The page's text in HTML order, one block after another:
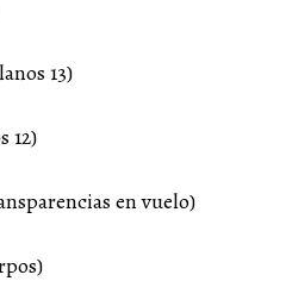
13)
12)
en vuelo)